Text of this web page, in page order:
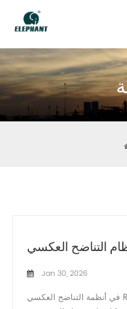
التناضح العكسي
Jan 30, 2026
في أنظمة التناضح العكسي RO، مضخة ضغط عالٍيلعب دورًا محوريًا. وتتمثل